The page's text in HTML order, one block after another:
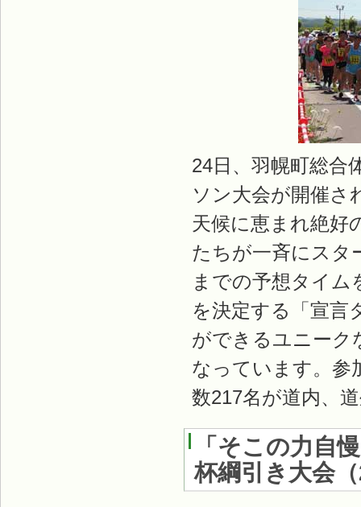
24日、羽幌町総合
ソン大会が開催さ
天候に恵まれ絶好
たちが一斉にスタ
までの予想タイム
を決定する「宣言
ができるユニーク
なっています。参
数217名が道内、
「そこの力自
杯綱引き大会（